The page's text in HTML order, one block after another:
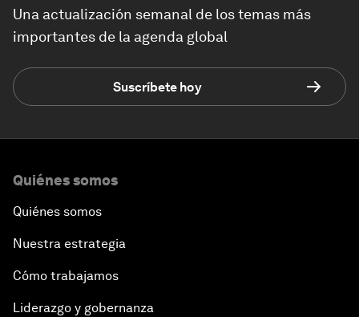
Una actualización semanal de los temas más
importantes de la agenda global
Suscríbete hoy
Quiénes somos
Quiénes somos
Nuestra estrategia
Cómo trabajamos
Liderazgo y gobernanza